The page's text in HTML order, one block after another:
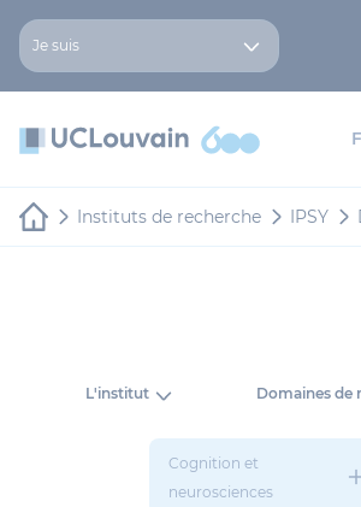
Panneau de gestion des cookies
Je suis
Instituts de recherche IPSY
L'institut Domaines de
Cognition et
neurosciences